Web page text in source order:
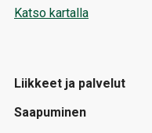
Katso kartalla
Liikkeet ja palvelut
Saapuminen